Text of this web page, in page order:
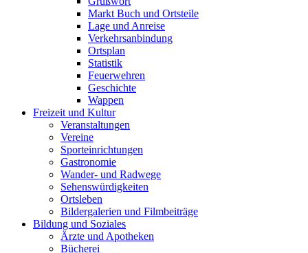
Markt Buch und Ortsteile
Lage und Anreise
Verkehrsanbindung
Ortsplan
Statistik
Feuerwehren
Geschichte
Wappen
Freizeit und Kultur
Veranstaltungen
Vereine
Sporteinrichtungen
Gastronomie
Wander- und Radwege
Sehenswürdigkeiten
Ortsleben
Bildergalerien und Filmbeiträge
Bildung und Soziales
Ärzte und Apotheken
Bücherei